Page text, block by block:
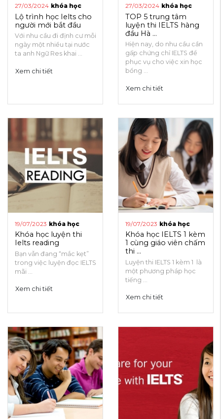
27/03/2024 khóa học
Lộ trình học Ielts cho
người mới bắt đầu
Với nhu cầu đi định cư mỗi
ngày một nhiều tại nước
ta anh Ngữ Res khai ...
Xem chi tiết
27/03/2024 khóa học
TOP 5 trung tâm
luyện thi IELTS hàng
đầu Hà ...
Hiện nay, do nhu cầu cần
gấp chứng chỉ IELTS để
phục vụ cho việc xin học
bổng ...
Xem chi tiết
19/07/2023 khóa học
Khóa học luyện thi
Ielts reading
Bạn vẫn đang “mắc kẹt”
trong việc luyện đọc IELTS
mãi ...
Xem chi tiết
19/07/2023 khóa học
Khóa học IELTS 1 kèm
1 cùng giáo viên chấm
thi ...
Luyện thi IELTS 1 kèm 1 là
một phương pháp học
tiếng ...
Xem chi tiết